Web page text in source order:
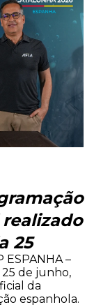
25
ESPANHA –
25 de junho,
da
espanhola.